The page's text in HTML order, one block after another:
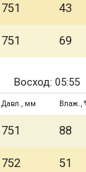
751 43
751 69
Восход: 05:55
Давл., мм Влаж.,
751 88
752 51